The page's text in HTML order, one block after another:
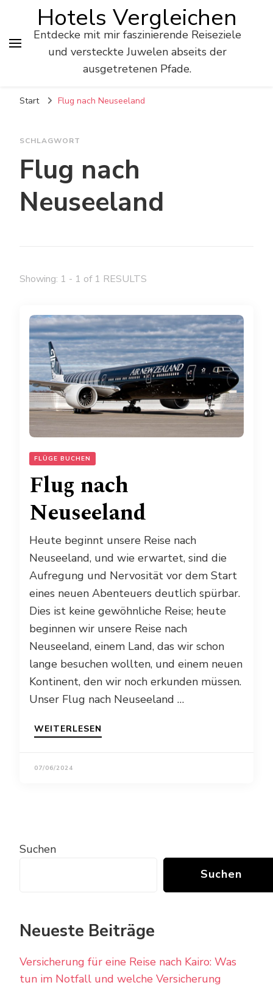
Hotels Vergleichen
Entdecke mit mir faszinierende Reiseziele
und versteckte Juwelen abseits der
ausgetretenen Pfade.
Start Flug nach Neuseeland
SCHLAGWORT
Flug nach
Neuseeland
Showing: 1 - 1 of 1 RESULTS
FLÜGE BUCHEN
Flug nach
Neuseeland
Heute beginnt unsere Reise nach
Neuseeland, und wie erwartet, sind die
Aufregung und Nervosität vor dem Start
eines neuen Abenteuers deutlich spürbar.
Dies ist keine gewöhnliche Reise; heute
beginnen wir unsere Reise nach
Neuseeland, einem Land, das wir schon
lange besuchen wollten, und einem neuen
Kontinent, den wir noch erkunden müssen.
Unser Flug nach Neuseeland …
WEITERLESEN
07/06/2024
Suchen
Suchen
Neueste Beiträge
Versicherung für eine Reise nach Kairo: Was
tun im Notfall und welche Versicherung